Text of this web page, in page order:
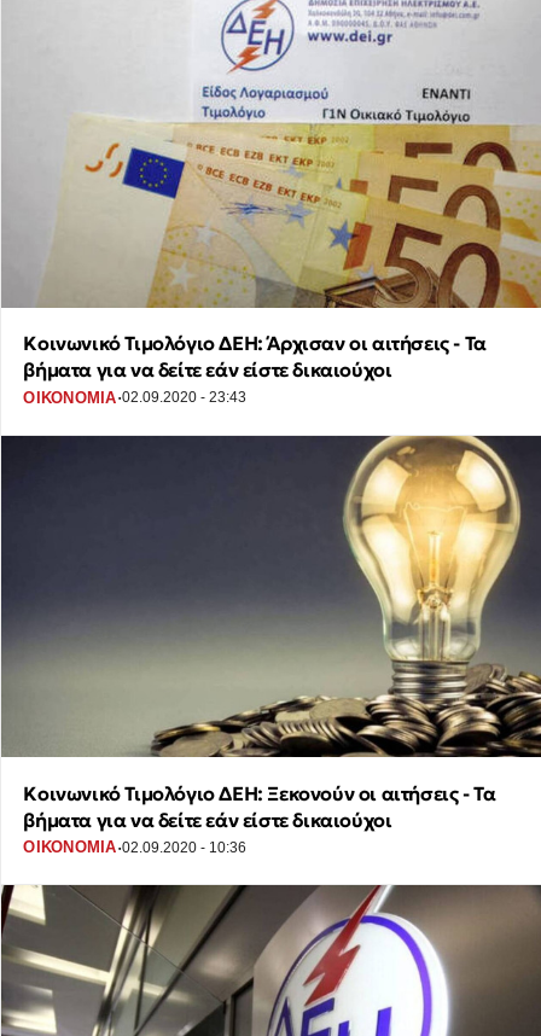
Κοινωνικό Τιμολόγιο ΔΕΗ: Άρχισαν οι αιτήσεις - Τα
βήματα για να δείτε εάν είστε δικαιούχοι
ΟΙΚΟΝΟΜΙΑ·02.09.2020 - 23:43
Κοινωνικό Τιμολόγιο ΔΕΗ: Ξεκονούν οι αιτήσεις - Τα
βήματα για να δείτε εάν είστε δικαιούχοι
ΟΙΚΟΝΟΜΙΑ·02.09.2020 - 10:36